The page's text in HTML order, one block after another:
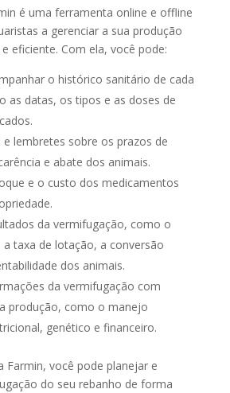
é uma ferramenta online e offline
a gerenciar a sua produção
eficiente. Com ela, você pode:
o histórico sanitário de cada
as datas, os tipos e as doses de
e lembretes sobre os prazos de
e abate dos animais.
e o custo dos medicamentos
da vermifugação, como o
a taxa de lotação, a conversão
dos animais.
da vermifugação com
produção, como o manejo
genético e financeiro.
Farmin, você pode planejar e
do seu rebanho de forma